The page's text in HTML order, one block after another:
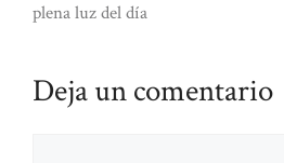
plena luz del día
Deja un comentario